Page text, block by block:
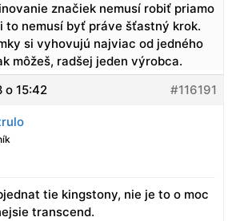
značiek nemusí robiť priamo
to nemusí byť práve šťastný krok.
si vyhovujú najviac od jedného
môžeš, radšej jeden výrobca.
o 15:42
#116191
tie kingstony, nie je to o moc
transcend.